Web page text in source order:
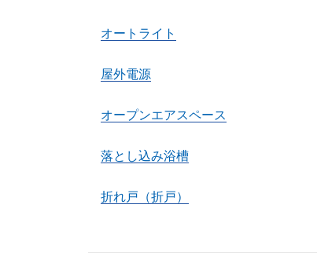
オートライト
屋外電源
オープンエアスペース
落とし込み浴槽
折れ戸（折戸）